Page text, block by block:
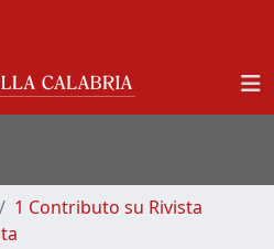
1 Contributo su Rivista